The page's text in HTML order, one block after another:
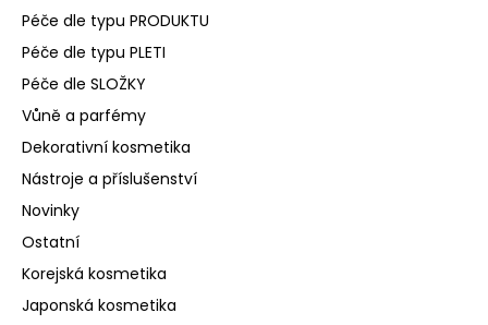
Péče dle typu PRODUKTU
Péče dle typu PLETI
Péče dle SLOŽKY
Vůně a parfémy
Dekorativní kosmetika
Nástroje a příslušenství
Novinky
Ostatní
Korejská kosmetika
Japonská kosmetika